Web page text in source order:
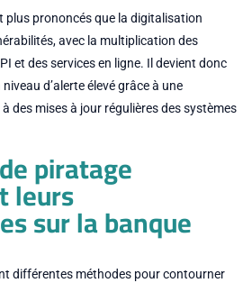
plus prononcés que la digitalisation
avec la multiplication des
et des services en ligne. Il devient donc
d’alerte élevé grâce à une
des mises à jour régulières des systèmes
piratage
leurs
sur la banque
différentes méthodes pour contourner